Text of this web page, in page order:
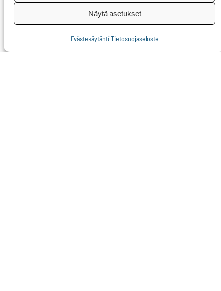
Näytä asetukset
EvästekäytäntöTietosuojaseloste
puuttuman aloihin,
jotka eivät lukeudu –
ainakaan nykyisellään –